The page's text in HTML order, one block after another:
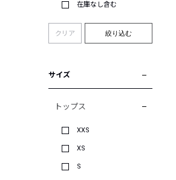
在庫なし含む
クリア 絞り込む
サイズ
トップス
XXS
XS
S